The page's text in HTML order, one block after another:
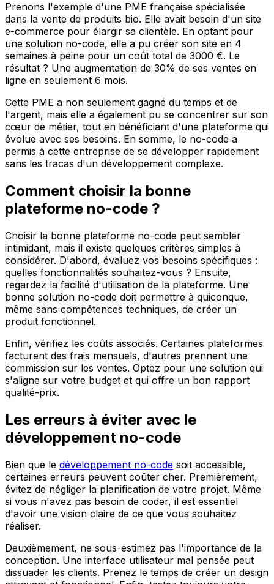
Prenons l'exemple d'une PME française spécialisée
dans la vente de produits bio. Elle avait besoin d'un site
e-commerce pour élargir sa clientèle. En optant pour
une solution no-code, elle a pu créer son site en 4
semaines à peine pour un coût total de 3000 €. Le
résultat ? Une augmentation de 30% de ses ventes en
ligne en seulement 6 mois.
Cette PME a non seulement gagné du temps et de
l'argent, mais elle a également pu se concentrer sur son
cœur de métier, tout en bénéficiant d'une plateforme qui
évolue avec ses besoins. En somme, le no-code a
permis à cette entreprise de se développer rapidement
sans les tracas d'un développement complexe.
Comment choisir la bonne
plateforme no-code ?
Choisir la bonne plateforme no-code peut sembler
intimidant, mais il existe quelques critères simples à
considérer. D'abord, évaluez vos besoins spécifiques :
quelles fonctionnalités souhaitez-vous ? Ensuite,
regardez la facilité d'utilisation de la plateforme. Une
bonne solution no-code doit permettre à quiconque,
même sans compétences techniques, de créer un
produit fonctionnel.
Enfin, vérifiez les coûts associés. Certaines plateformes
facturent des frais mensuels, d'autres prennent une
commission sur les ventes. Optez pour une solution qui
s'aligne sur votre budget et qui offre un bon rapport
qualité-prix.
Les erreurs à éviter avec le
développement no-code
Bien que le développement no-code soit accessible,
certaines erreurs peuvent coûter cher. Premièrement,
évitez de négliger la planification de votre projet. Même
si vous n'avez pas besoin de coder, il est essentiel
d'avoir une vision claire de ce que vous souhaitez
réaliser.
Deuxièmement, ne sous-estimez pas l'importance de la
conception. Une interface utilisateur mal pensée peut
dissuader les clients. Prenez le temps de créer un design